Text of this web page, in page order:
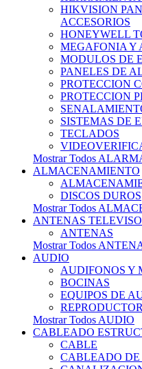
HIKVISION
ACCESORIOS
HONEYWELL
MEGAFONIA Y
MODULOS DE
PANELES DE
PROTECCION
PROTECCION
SISTEMAS DE
TECLADOS
Mostrar Todos
ALMACENAMIENTO
DISCOS DUROS
Mostrar Todos
ANTENAS
ANTENAS
Mostrar Todos
AUDIO
AUDIFONOS Y
BOCINAS
EQUIPOS DE
Mostrar Todos AUDIO
CABLEADO
CABLE
CABLEADO DE